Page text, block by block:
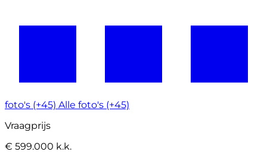
foto's (+45) Alle foto's (+45)
Vraagprijs
€ 599.000 k.k.